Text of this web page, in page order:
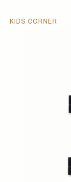
KIDS CORNER